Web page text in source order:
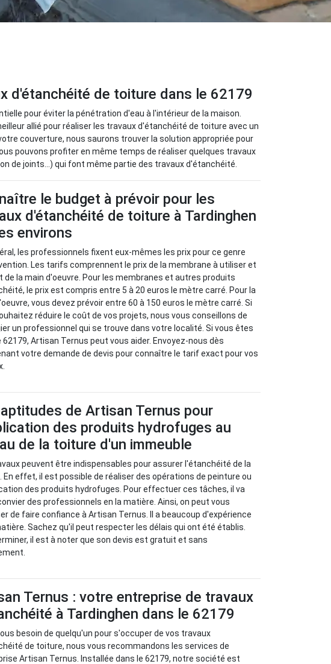
d'étanchéité de toiture dans le 62179
pour éviter la pénétration d'eau à l'intérieur de la maison.
allié pour réaliser les travaux d'étanchéité de toiture avec un
couverture, nous saurons trouver la solution appropriée pour
pouvons profiter en même temps de réaliser quelques travaux
de joints...) qui font même partie des travaux d'étanchéité.
le budget à prévoir pour les
d'étanchéité de toiture à Tardinghen
environs
les professionnels fixent eux-mêmes les prix pour ce genre
Les tarifs comprennent le prix de la membrane à utiliser et
de la main d'oeuvre. Pour les membranes et autres produits
le prix est compris entre 5 à 20 euros le mètre carré. Pour la
vous devez prévoir entre 60 à 150 euros le mètre carré. Si
réduire le coût de vos projets, nous vous conseillons de
un professionnel qui se trouve dans votre localité. Si vous êtes
62179, Artisan Ternus peut vous aider. Envoyez-nous dès
votre demande de devis pour connaître le tarif exact pour vos
de Artisan Ternus pour
des produits hydrofuges au
de la toiture d'un immeuble
peuvent être indispensables pour assurer l'étanchéité de la
En effet, il est possible de réaliser des opérations de peinture ou
des produits hydrofuges. Pour effectuer ces tâches, il va
des professionnels en la matière. Ainsi, on peut vous
de faire confiance à Artisan Ternus. Il a beaucoup d'expérience
Sachez qu'il peut respecter les délais qui ont été établis.
il est à noter que son devis est gratuit et sans
Ternus : votre entreprise de travaux
à Tardinghen dans le 62179
besoin de quelqu'un pour s'occuper de vos travaux
de toiture, nous vous recommandons les services de
Artisan Ternus. Installée dans le 62179, notre société est